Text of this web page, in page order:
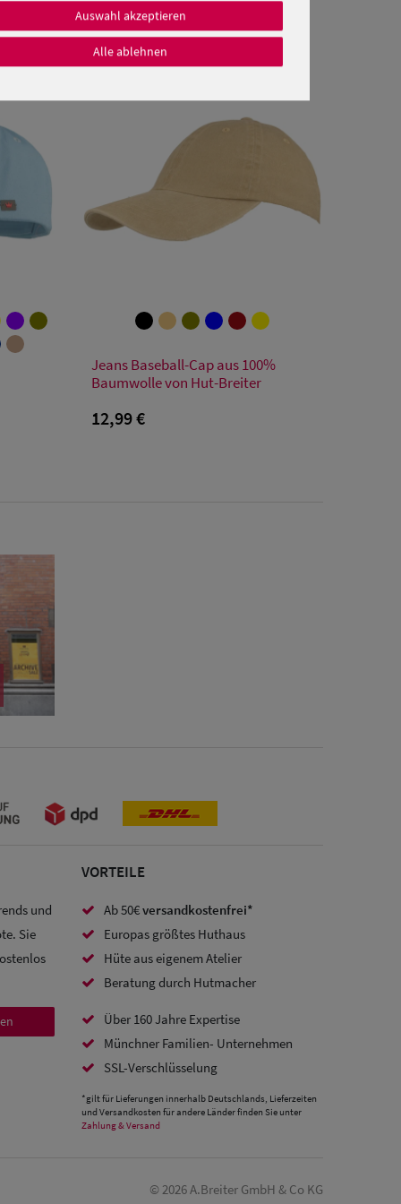
Einheitsgröße
Jeans Baseball-Cap aus 100%
Baumwolle von Hut-Breiter
12,99 €
und
Sie
VORTEILE
Ab 50€versandkostenfrei*
Europas größtes Huthaus
Hüte aus eigenem Atelier
Beratung durch Hutmacher
Über 160 Jahre Expertise
Münchner Familien- Unternehmen
SSL-Verschlüsselung
*gilt für Lieferungen innerhalb Deutschlands, Lieferzeiten
und Versandkosten für andere Länder finden Sie unter
Zahlung & Versand
© 2026 A.Breiter GmbH & Co KG
Auswahl akzeptieren
Alle ablehnen